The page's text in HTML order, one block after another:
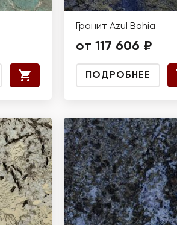
Гранит Azul Bahia
от 117 606 ₽
ПОДРОБНЕЕ